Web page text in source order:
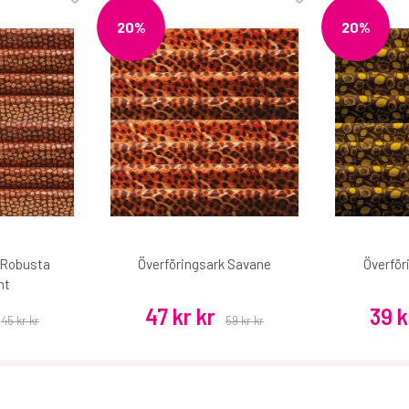
45 kr kr
20%
Överföringsark Savane
47 kr kr 59 kr kr
20%
39